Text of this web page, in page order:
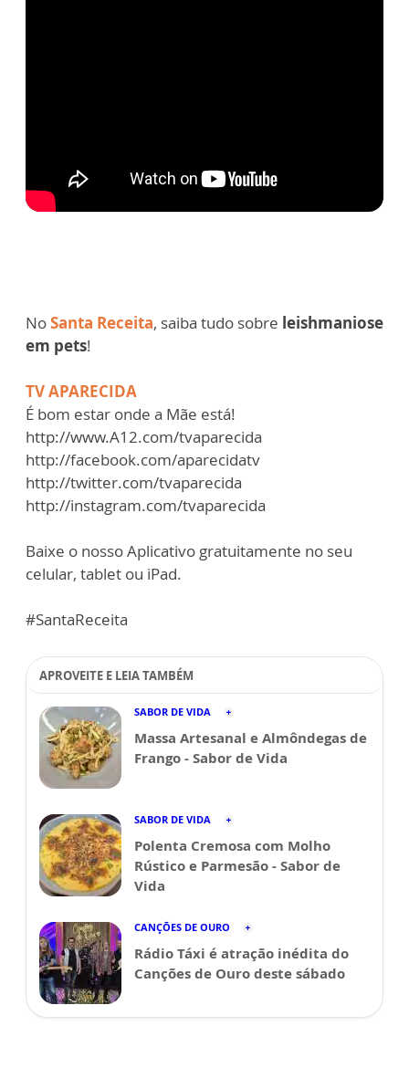
NoSanta Receita, saiba tudo sobre leishmaniose
em pets!
TV APARECIDA
É bom estar onde a Mãe está!
http://www.A12.com/tvaparecida
http://facebook.com/aparecidatv
http://twitter.com/tvaparecida
http://instagram.com/tvaparecida
Baixe o nosso Aplicativo gratuitamente no seu
celular, tablet ou iPad.
#SantaReceita
APROVEITE E LEIA TAMBÉM
SABOR DE VIDA
Massa Artesanal e Almôndegas de
Frango - Sabor de Vida
SABOR DE VIDA
Polenta Cremosa com Molho
Rústico e Parmesão - Sabor de
Vida
CANÇÕES DE OURO
Rádio Táxi é atração inédita do
Canções de Ouro deste sábado